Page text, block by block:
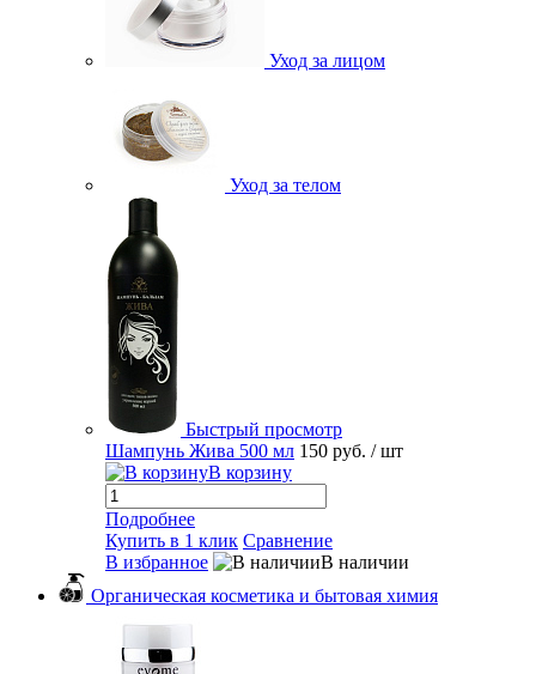
Уход за лицом
Уход за телом
Быстрый просмотр
Шампунь Жива 500 мл 150 руб. / шт
В корзину
Подробнее
Купить в 1 клик Сравнение
В избранное
В наличии
Органическая косметика и бытовая химия